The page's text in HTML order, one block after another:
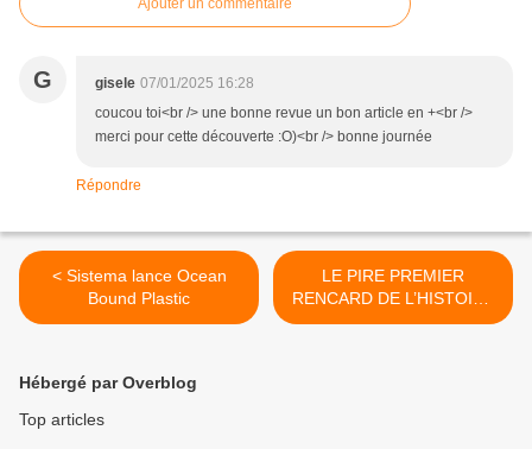
Ajouter un commentaire
G gisele 07/01/2025 16:28
coucou toi<br /> une bonne revue un bon article en +<br />
merci pour cette découverte :O)<br /> bonne journée
Répondre
< Sistema lance Ocean
Bound Plastic
LE PIRE PREMIER
RENCARD DE L’HISTOIRE
>
Hébergé par Overblog
Top articles